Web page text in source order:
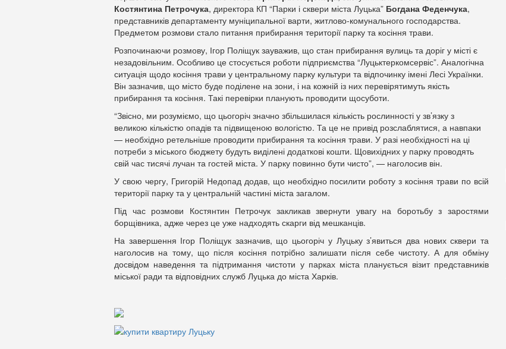
Костянтина Петрочука, директора КП “Парки і сквери міста Луцька” Богдана Феденчука,
представників департаменту муніципальної варти, житлово-комунального господарства.
Предметом розмови стало питання прибирання території парку та косіння трави.
Розпочинаючи розмову, Ігор Поліщук зауважив, що стан прибирання вулиць та доріг у місті є
незадовільним. Особливо це стосується роботи підприємства “Луцьктеркомсервіс”. Аналогічна
ситуація щодо косіння трави у центральному парку культури та відпочинку імені Лесі Українки.
Він зазначив, що місто буде поділене на зони, і на кожній із них перевірятимуть якість
прибирання та косіння. Такі перевірки планують проводити щосуботи.
“Звісно, ми розуміємо, що цьогоріч значно збільшилася кількість рослинності у зв’язку з
великою кількістю опадів та підвищеною вологістю. Та це не привід розслаблятися, а навпаки
— необхідно ретельніше проводити прибирання та косіння трави. У разі необхідності на ці
потреби з міського бюджету будуть виділені додаткові кошти. Щовихідних у парку проводять
свій час тисячі лучан та гостей міста. У парку повинно бути чисто”, — наголосив він.
У свою чергу, Григорій Недопад додав, що необхідно посилити роботу з косіння трави по всій
території парку та у центральній частині міста загалом.
Під час розмови Костянтин Петрочук закликав звернути увагу на боротьбу з заростями
борщівника, адже через це уже надходять скарги від мешканців.
На завершення Ігор Поліщук зазначив, що цьогоріч у Луцьку з’явиться два нових сквери та
наголосив на тому, що після косіння потрібно залишати після себе чистоту. А для обміну
досвідом наведення та підтримання чистоти у парках міста планується візит представників
міської ради та відповідних служб Луцька до міста Харків.